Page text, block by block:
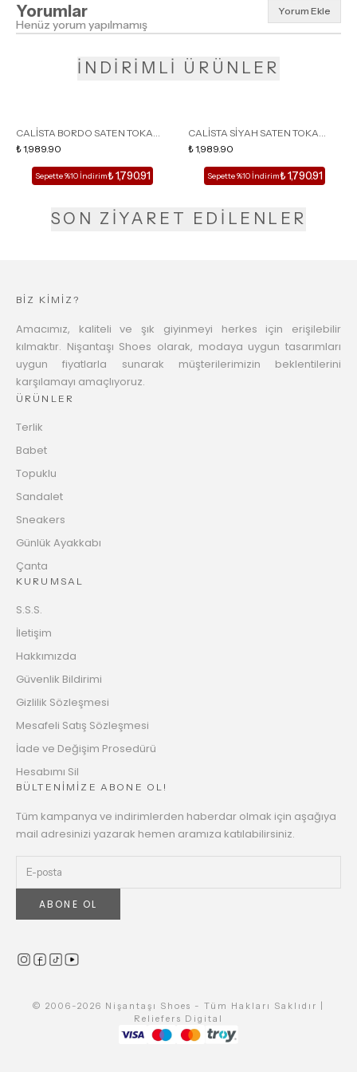
Yorumlar Yorum Ekle
Henüz yorum yapılmamış
İNDİRİMLİ ÜRÜNLER
CALİSTA BORDO SATEN TOKA
DETAY SİVRİ BURUN KADIN
TOPUKLU TERLİK
₺ 1,989.90
Sepette %10 İndirim₺ 1,790.91
CALİSTA SİYAH SATEN TOKA
DETAY SİVRİ BURUN KADIN
TOPUKLU TERLİK
₺ 1,989.90
Sepette %10 İndirim₺ 1,790.91
SON ZİYARET EDİLENLER
BİZ KİMİZ?
Amacımız, kaliteli ve şık giyinmeyi herkes için erişilebilir
kılmaktır. Nişantaşı Shoes olarak, modaya uygun tasarımları
uygun fiyatlarla sunarak müşterilerimizin beklentilerini
karşılamayı amaçlıyoruz.
ÜRÜNLER
Terlik
Babet
Topuklu
Sandalet
Sneakers
Günlük Ayakkabı
Çanta
KURUMSAL
S.S.S.
İletişim
Hakkımızda
Güvenlik Bildirimi
Gizlilik Sözleşmesi
Mesafeli Satış Sözleşmesi
İade ve Değişim Prosedürü
Hesabımı Sil
BÜLTENİMİZE ABONE OL!
Tüm kampanya ve indirimlerden haberdar olmak için aşağıya
mail adresinizi yazarak hemen aramıza katılabilirsiniz.
ABONE OL
© 2006-2026 Nişantaşı Shoes - Tüm Hakları Saklıdır |
Reliefers Digital